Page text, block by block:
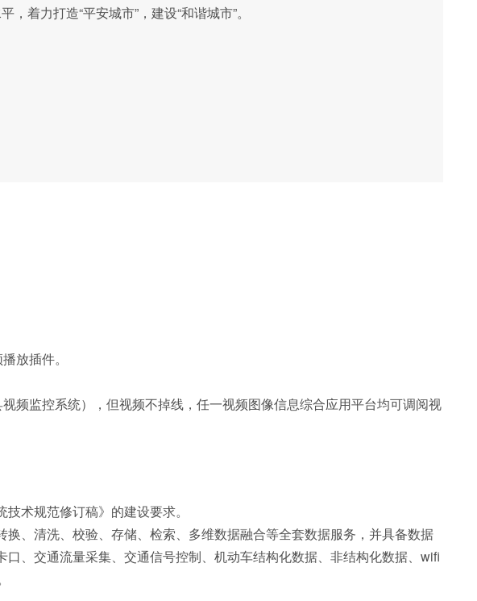
，着力打造“平安城市”，建设“和谐城市”。
放插件。
频监控系统），但视频不掉线，任一视频图像信息综合应用平台均可调阅视
术规范修订稿》的建设要求。
、清洗、校验、存储、检索、多维数据融合等全套数据服务，并具备数据
、交通流量采集、交通信号控制、机动车结构化数据、非结构化数据、wifi